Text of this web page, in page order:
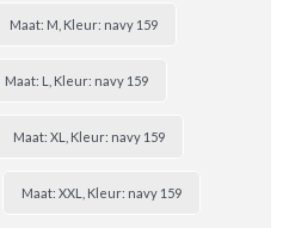
Maat: M, Kleur: navy 159
Maat: L, Kleur: navy 159
Maat: XL, Kleur: navy 159
Maat: XXL, Kleur: navy 159